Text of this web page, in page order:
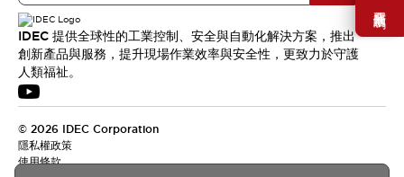
需要幫助嗎？
IDEC 提供全球性的工業控制、安全與自動化解決方案，推出
創新產品與服務，提升現場作業效率與安全性，更致力於守護
人類福祉。
© 2026 IDEC Corporation
隱私權政策
使用條款